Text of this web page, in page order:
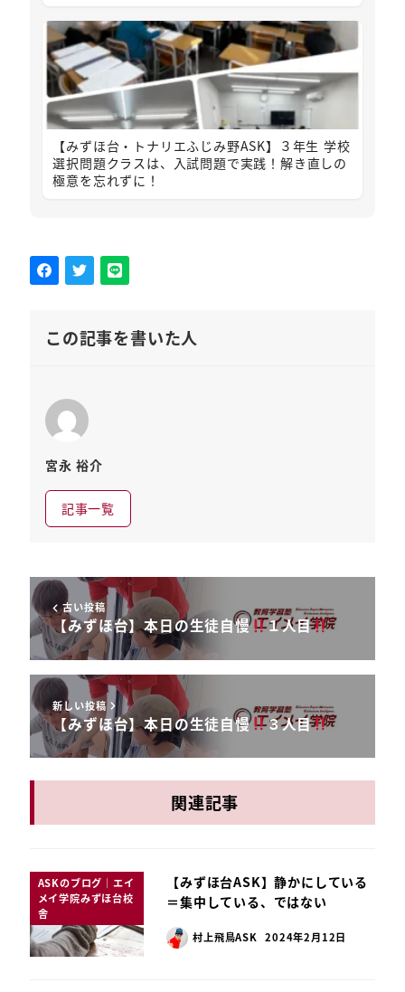
【みずほ台・トナリエふじみ野ASK】３年生 学校
選択問題クラスは、入試問題で実践！解き直しの
極意を忘れずに！
この記事を書いた人
宮永 裕介
記事一覧
古い投稿
【みずほ台】本日の生徒自慢 １人目
新しい投稿
【みずほ台】本日の生徒自慢 ３人目
関連記事
ASKのブログ｜エイ
メイ学院みずほ台校
舎
【みずほ台ASK】静かにしている
＝集中している、ではない
村上飛鳥ASK 2024年2月12日